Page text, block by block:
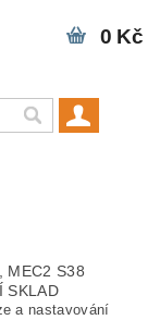
0 Kč
MEC2 S38
SKLAD
a nastavování